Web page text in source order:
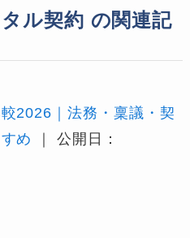
ル契約 の関連記
2026｜法務・稟議・契
め
｜ 公開日：